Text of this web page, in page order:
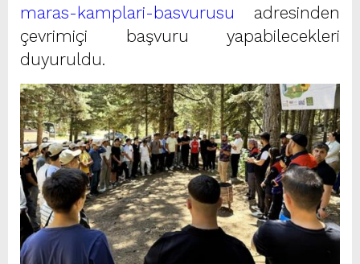
maras-kamplari-basvurusu adresinden
çevrimiçi başvuru yapabilecekleri
duyuruldu.